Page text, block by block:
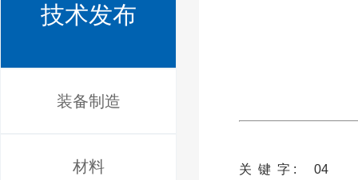
技术发布
装备制造
材料 关 键 字 : 04